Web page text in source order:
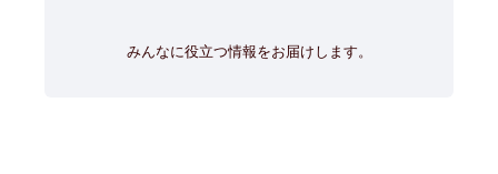
みんなに役立つ情報をお届けします。